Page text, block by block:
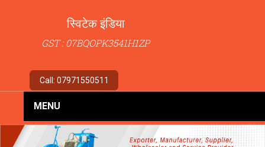
स्विटेक इंडिया
GST : 07BQOPK3541H1ZP
Call: 07971550511
MENU